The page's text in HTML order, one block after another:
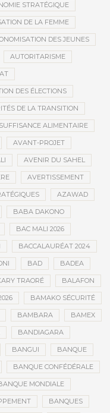
STRATÉGIQUE
DE LA FEMME
DES JEUNES
AUTORITARISME
DES ÉLECTIONS
DE LA TRANSITION
ALIMENTAIRE
AVANT-PROJET
AVENIR DU SAHEL
AVERTISSEMENT
AZAWAD
BABA DAKONO
BAC MALI 2026
BACCALAURÉAT 2024
BAD BADEA
TRAORÉ BALAFON
BAMAKO SÉCURITÉ
BAMBARA BAMEX
BANDIAGARA
BANGUI BANQUE
BANQUE CONFÉDÉRALE
MONDIALE
BANQUES